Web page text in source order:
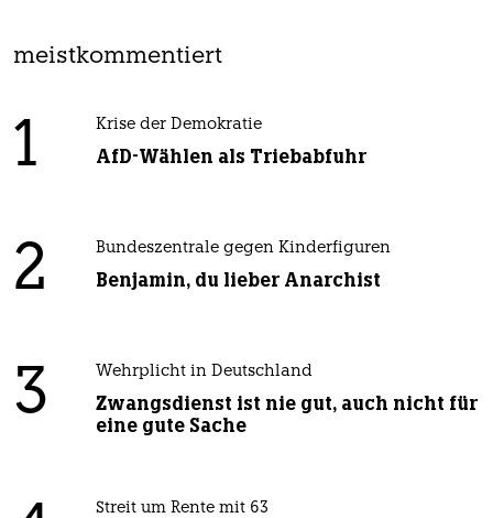
meistkommentiert
1 Krise der Demokratie
AfD-Wählen als Triebabfuhr
2 Bundeszentrale gegen Kinderfiguren
Benjamin, du lieber Anarchist
3 Wehrplicht in Deutschland
Zwangsdienst ist nie gut, auch nicht für
eine gute Sache
Streit um Rente mit 63